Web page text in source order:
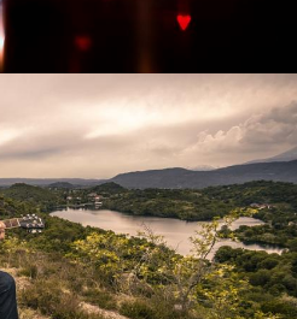
магазина
на 1С-Битрикс